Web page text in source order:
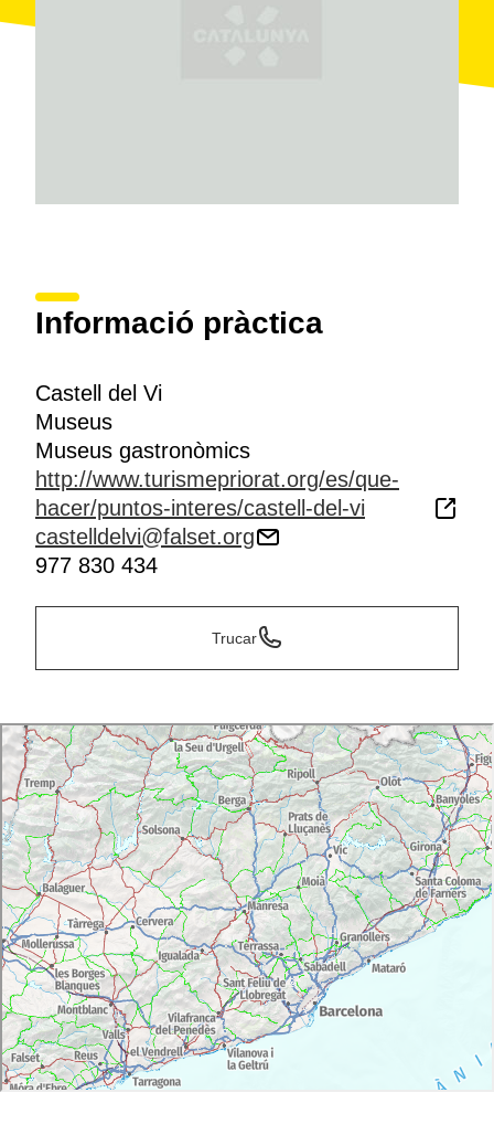
Informació pràctica
Castell del Vi
Museus
Museus gastronòmics
http://www.turismepriorat.org/es/que-
hacer/puntos-interes/castell-del-vi
castelldelvi@falset.org
977 830 434
Trucar